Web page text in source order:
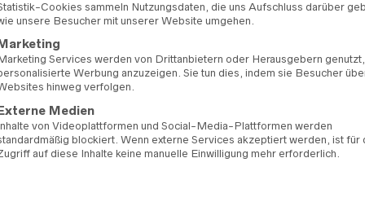
Cookies sammeln Nutzungsdaten, die uns Aufschluss darüber
unsere Besucher mit unserer Website umgehen.
Marketing
Services werden von Drittanbietern oder Herausgebern genutzt,
Werbung anzuzeigen. Sie tun dies, indem sie Besucher
hinweg verfolgen.
Medien
von Videoplattformen und Social-Media-Plattformen werden
blockiert. Wenn externe Services akzeptiert werden, ist für
auf diese Inhalte keine manuelle Einwilligung mehr erforderlich.